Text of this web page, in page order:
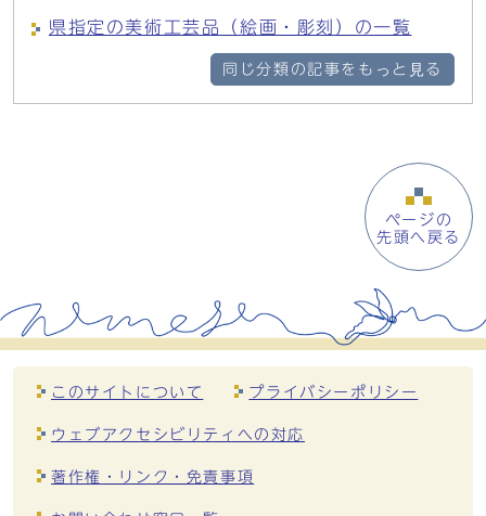
県指定の美術工芸品（絵画・彫刻）の一覧
同じ分類の記事をもっと見る
ページの
先頭へ戻る
このサイトについて プライバシーポリシー
ウェブアクセシビリティへの対応
著作権・リンク・免責事項